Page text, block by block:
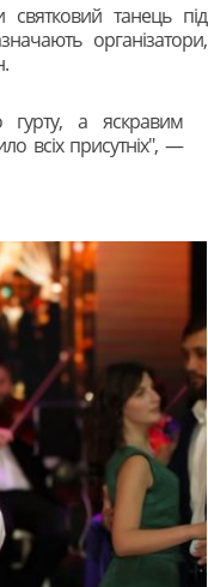
святковий танець під
організатори,
гурту, а яскравим
всіх присутніх", —